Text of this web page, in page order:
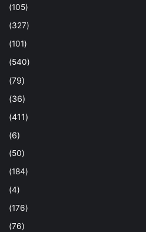
(105)
(327)
(101)
(540)
(79)
(36)
(411)
(6)
(50)
(184)
(4)
(176)
(76)